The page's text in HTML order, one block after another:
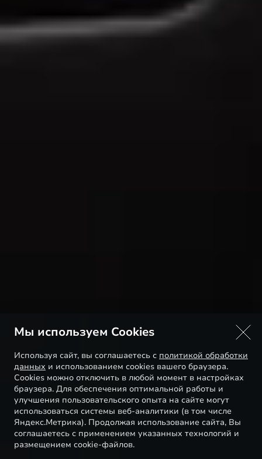
Мы используем Cookies
Используя сайт, вы соглашаетесь с политикой обработки
данных и использованием cookies вашего браузера.
Cookies можно отключить в любой момент в настройках
браузера. Для обеспечения оптимальной работы и
улучшения пользовательского опыта на сайте могут
использоваться системы веб-аналитики (в том числе
Яндекс.Метрика). Продолжая использование сайта, Вы
соглашаетесь с применением указанных технологий и
размещением cookie-файлов.